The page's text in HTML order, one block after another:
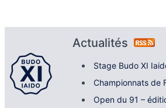
Actualités
Stage Budo XI
Championnats de
Open du 91 –